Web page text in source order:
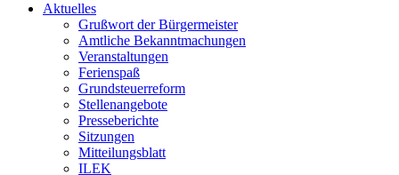
Aktuelles
Grußwort der Bürgermeister
Amtliche Bekanntmachungen
Veranstaltungen
Ferienspaß
Grundsteuerreform
Stellenangebote
Presseberichte
Sitzungen
Mitteilungsblatt
ILEK